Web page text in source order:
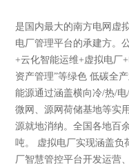
是国内最大的南方电网虚
电厂管理平台的承建方。
+云化智能运维+虚拟电厂
资产管理”等绿色 低碳全
能源通过涵盖横向冷/热/
微网、源网荷储基地等实
源就地消纳。全国各地百
吨。 虚拟电厂实现涵盖负
厂智慧管控平台开发运营